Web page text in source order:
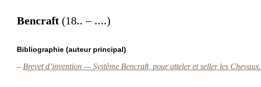
Bencraft(18.. – ....)
Bibliographie (auteur principal)
– Brevet d’invention — Système Bencraft, pour atteler et seller les Chevaux.